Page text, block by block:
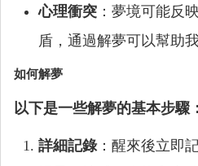
心理衝突 ：夢境可能反
盾，通過解夢可以幫助
如何解夢
以下是一些解夢的基本步驟：
詳細記錄：醒來後立即